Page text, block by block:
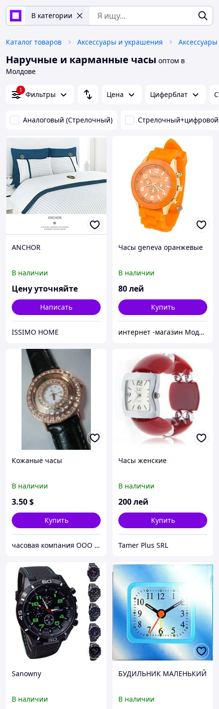
В категории
Каталог товаров Аксессуары и украшения Аксессуары
Наручные и карманные часы оптом в
Молдове
1 Фильтры Цена Циферблат
Аналоговый (Стрелочный) Стрелочный+цифровой
ANCHOR
В наличии
Цену уточняйте
Написать
ISSIMO HOME
Часы geneva оранжевые
В наличии
80лей
Купить
интернет -магазин Модняшка
Кожаные часы
В наличии
3.50$
Купить
часовая компания ООО ШИЦЗЕ
Часы женские
В наличии
200лей
Купить
Tamer Plus SRL
Sanowny
В наличии
БУДИЛЬНИК МАЛЕНЬКИЙ
В наличии